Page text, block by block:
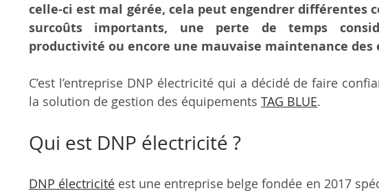
celle-ci est mal gérée, cela peut engendrer différentes
surcoûts importants, une perte de temps
productivité ou encore une mauvaise maintenance des
C’est l’entreprise DNP électricité qui a décidé de faire
la solution de gestion des équipements TAG BLUE.
Qui est DNP électricité ?
DNP électricité est une entreprise belge fondée en 2017